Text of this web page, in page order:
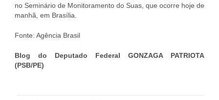
no Seminário de Monitoramento do Suas, que ocorre hoje de
manhã, em Brasília.
Fonte: Agência Brasil
Blog do Deputado Federal GONZAGA PATRIOTA
(PSB/PE)